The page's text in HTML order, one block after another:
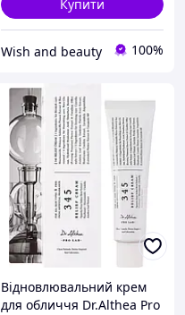
Купити
Wish and beauty 100%
Відновлювальний крем
для обличчя Dr.Althea Pro